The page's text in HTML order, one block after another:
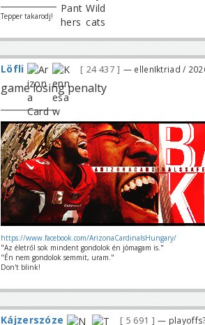
Tepper takarodj!
Löfli 24 437 — ellenIktriad /
game losing penalty
https://www.facebook.com/ArizonaCardinalsHungary/
"Az életről sok mindent gondolok én jómagam is."
"Én nem gondolok semmit, uram."
Don't blink!
Kájzerszóze 5 691 —